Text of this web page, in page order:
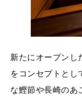
新たにオープンし
をコンセプトとし
な鰹節や長崎のあ